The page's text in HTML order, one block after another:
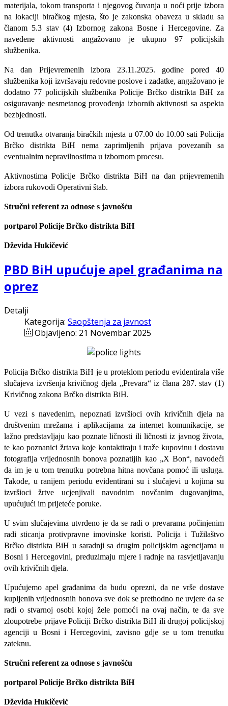
materijala, tokom transporta i njegovog čuvanja u noći prije izbora
na lokaciji biračkog mjesta, što je zakonska obaveza u skladu sa
članom 5.3 stav (4) Izbornog zakona Bosne i Hercegovine. Za
navedene aktivnosti angažovano je ukupno 97 policijskih
službenika.
Na dan Prijevremenih izbora 23.11.2025. godine pored 40
službenika koji izvršavaju redovne poslove i zadatke, angažovano je
dodatno 77 policijskih službenika Policije Brčko distrikta BiH za
osiguravanje nesmetanog provođenja izbornih aktivnosti sa aspekta
bezbjednosti.
Od trenutka otvaranja biračkih mjesta u 07.00 do 10.00 sati Policija
Brčko distrikta BiH nema zaprimljenih prijava povezanih sa
eventualnim nepravilnostima u izbornom procesu.
Aktivnostima Policije Brčko distrikta BiH na dan prijevremenih
izbora rukovodi Operativni štab.
Stručni referent za odnose s javnošću
portparol Policije Brčko distrikta BiH
Dževida Hukičević
PBD BiH upućuje apel građanima na
oprez
Detalji
Kategorija: Saopštenja za javnost
Objavljeno: 21 Novembar 2025
Policija Brčko distrikta BiH je u proteklom periodu evidentirala više
slučajeva izvršenja krivičnog djela „Prevara“ iz člana 287. stav (1)
Krivičnog zakona Brčko distrikta BiH.
U vezi s navedenim, nepoznati izvršioci ovih krivičnih djela na
društvenim mrežama i aplikacijama za internet komunikacije, se
lažno predstavljaju kao poznate ličnosti ili ličnosti iz javnog života,
te kao poznanici žrtava koje kontaktiraju i traže kupovinu i dostavu
fotografija vrijednosnih bonova poznatijih kao „X Bon“, navodeći
da im je u tom trenutku potrebna hitna novčana pomoć ili usluga.
Takođe, u ranijem periodu evidentirani su i slučajevi u kojima su
izvršioci žrtve ucjenjivali navodnim novčanim dugovanjima,
upućujući im prijeteće poruke.
U svim slučajevima utvrđeno je da se radi o prevarama počinjenim
radi sticanja protivpravne imovinske koristi. Policija i Tužilaštvo
Brčko distrikta BiH u saradnji sa drugim policijskim agencijama u
Bosni i Hercegovini, preduzimaju mjere i radnje na rasvjetljavanju
ovih krivičnih djela.
Upućujemo apel građanima da budu oprezni, da ne vrše dostave
kupljenih vrijednosnih bonova sve dok se prethodno ne uvjere da se
radi o stvarnoj osobi kojoj žele pomoći na ovaj način, te da sve
zloupotrebe prijave Policiji Brčko distrikta BiH ili drugoj policijskoj
agenciji u Bosni i Hercegovini, zavisno gdje se u tom trenutku
zateknu.
Stručni referent za odnose s javnošću
portparol Policije Brčko distrikta BiH
Dževida Hukičević